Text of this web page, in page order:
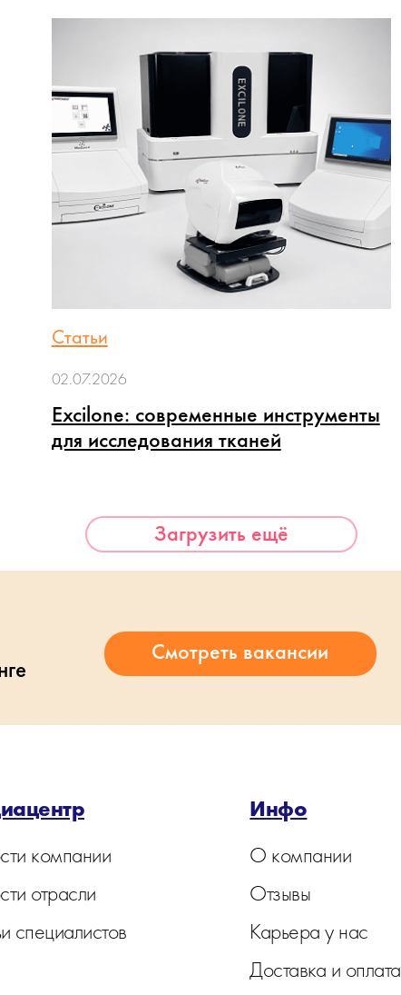
Статьи
02.07.2026
Excilone: современные инструменты
для исследования тканей
Загрузить ещё
компании
отрасли
специалистов
Инфо
О компании
Отзывы
Карьера у нас
Доставка и оплата